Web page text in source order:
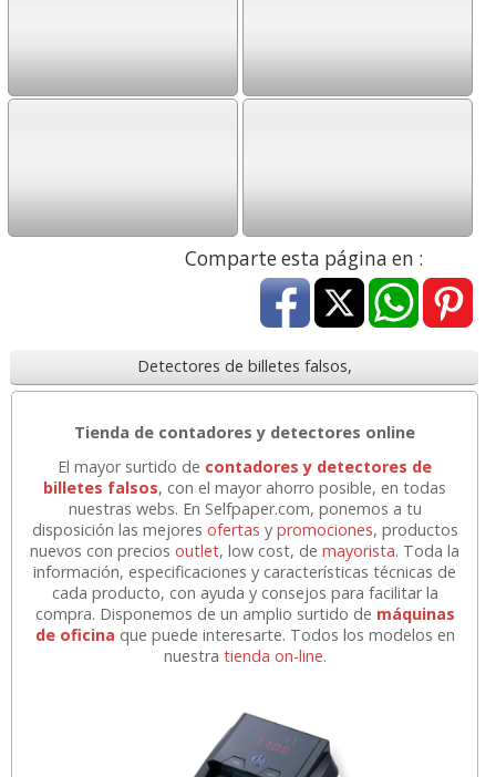
Comparte esta página en :
Detectores de billetes falsos,
Tienda de contadores y detectores online
El mayor surtido de contadores y detectores de
billetes falsos, con el mayor ahorro posible, en todas
nuestras webs. En Selfpaper.com, ponemos a tu
disposición las mejores ofertas y promociones, productos
nuevos con preciosoutlet, low cost, demayorista. Toda la
información, especificaciones y características técnicas de
cada producto, con ayuda y consejos para facilitar la
compra. Disponemos de un amplio surtido de máquinas
de oficina que puede interesarte. Todos los modelos en
nuestra tienda on-line.